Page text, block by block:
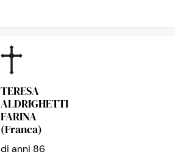
TERESA
ALDRIGHETTI
FARINA
(Franca)
di anni 86